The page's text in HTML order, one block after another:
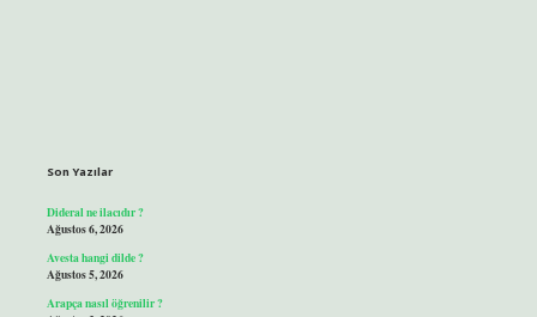
Son Yazılar
Dideral ne ilacıdır ?
Ağustos 6, 2026
Avesta hangi dilde ?
Ağustos 5, 2026
Arapça nasıl öğrenilir ?